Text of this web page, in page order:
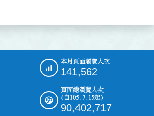
本月頁面瀏覽人次
141,562
頁面總瀏覽人次
(自105.7.15起)
90,402,717